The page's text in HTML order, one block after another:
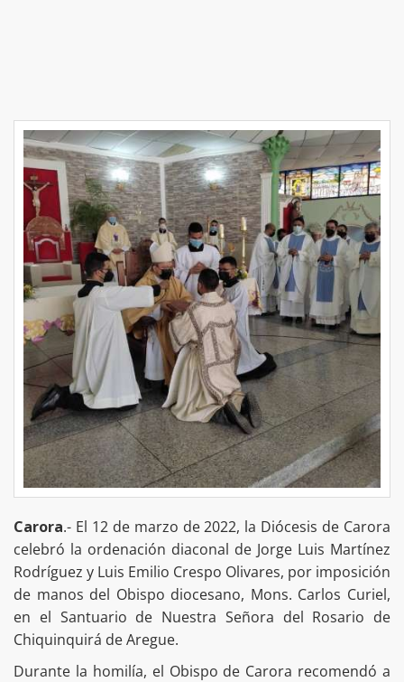
Carora.- El 12 de marzo de 2022, la Diócesis de Carora
celebró la ordenación diaconal de Jorge Luis Martínez
Rodríguez y Luis Emilio Crespo Olivares, por imposición
de manos del Obispo diocesano, Mons. Carlos Curiel,
en el Santuario de Nuestra Señora del Rosario de
Chiquinquirá de Aregue.
Durante la homilía, el Obispo de Carora recomendó a